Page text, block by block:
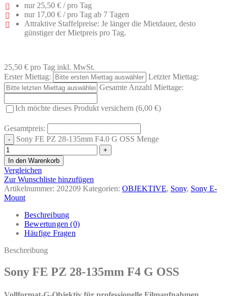
nur 25,50 € / pro Tag
nur 17,00 € / pro Tag ab 7 Tagen
Attraktive Staffelpreise: Je länger die Mietdauer, desto
günstiger der Mietpreis pro Tag.
25,50 € pro Tag inkl. MwSt.
Erster Miettag:
Letzter Miettag:
Gesamte Anzahl Miettage:
Ich möchte dieses Produkt versichern (6,00 €)
Gesamtpreis:
Sony FE PZ 28-135mm F4.0 G OSS Menge
In den Warenkorb
Vergleichen
Zur Wunschliste hinzufügen
Artikelnummer: 202209 Kategorien: OBJEKTIVE, Sony, Sony E-
Mount
Beschreibung
Bewertungen (0)
Häufige Fragen
Beschreibung
Sony FE PZ 28-135mm F4 G OSS